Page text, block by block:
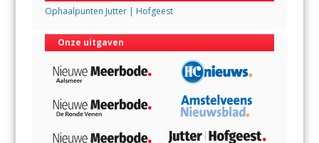
Ophaalpunten Jutter | Hofgeest
Onze uitgaven